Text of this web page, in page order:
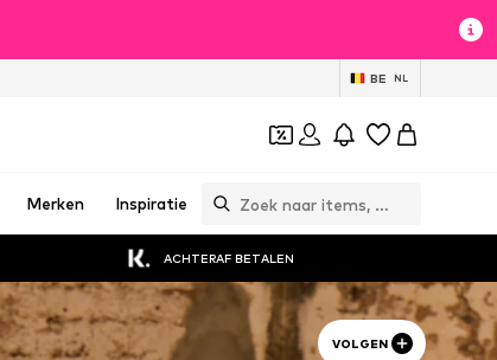
BE NL
Merken Inspiratie
ACHTERAF BETALEN
VOLGEN